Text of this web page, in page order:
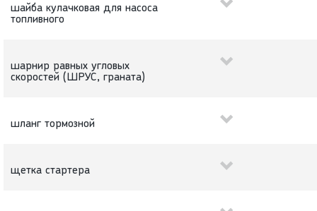
шайба кулачковая для насоса
топливного
шарнир равных угловых
скоростей (ШРУС, граната)
шланг тормозной
щетка стартера